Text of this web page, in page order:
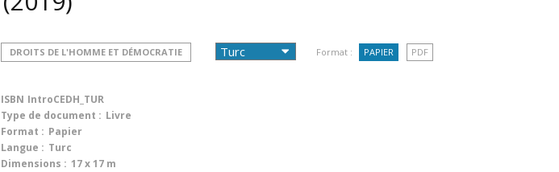
DROITS DE L'HOMME ET DÉMOCRATIE Format : PAPIER PDF
ISBN IntroCEDH_TUR
Type de document : Livre
Format : Papier
Langue : Turc
Dimensions : 17 x 17 m